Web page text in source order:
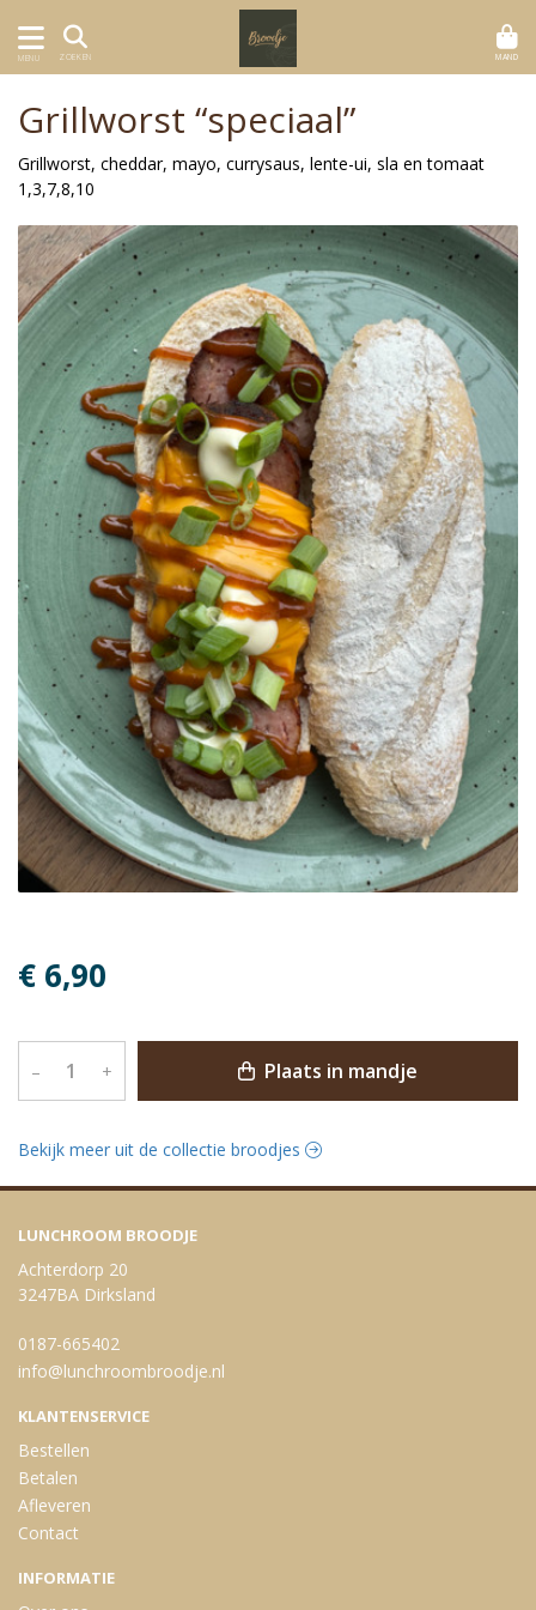
MENU ZOEKEN MAND
Grillworst “speciaal”
Grillworst, cheddar, mayo, currysaus, lente-ui, sla en tomaat
1,3,7,8,10
€ 6,90
– + Plaats in mandje
Bekijk meer uit de collectie broodjes
LUNCHROOM BROODJE
Achterdorp 20
3247BA Dirksland
0187-665402
info@lunchroombroodje.nl
KLANTENSERVICE
Bestellen
Betalen
Afleveren
Contact
INFORMATIE